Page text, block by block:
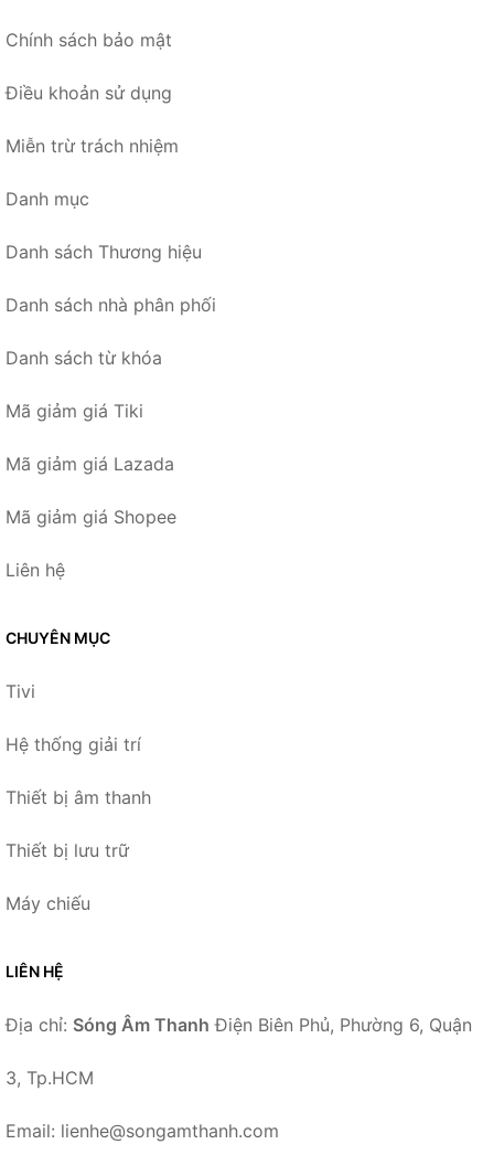
Chính sách bảo mật
Điều khoản sử dụng
Miễn trừ trách nhiệm
Danh mục
Danh sách Thương hiệu
Danh sách nhà phân phối
Danh sách từ khóa
Mã giảm giá Tiki
Mã giảm giá Lazada
Mã giảm giá Shopee
Liên hệ
CHUYÊN MỤC
Tivi
Hệ thống giải trí
Thiết bị âm thanh
Thiết bị lưu trữ
Máy chiếu
LIÊN HỆ
Địa chỉ: Sóng Âm Thanh Điện Biên Phủ, Phường 6, Quận
3, Tp.HCM
Email: lienhe@songamthanh.com